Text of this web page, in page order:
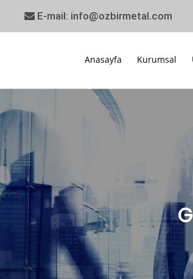
E-mail: info@ozbirmetal.com
Anasayfa Kurumsal